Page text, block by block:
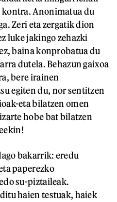
kontra. Anonimatua du
Zeri eta zergatik dion
luke jakingo zehazki
baina konprobatua du
dutela. Behazun gaixoa
bere irainen
egiten du, nor sentitzen
eta bilatzen omen
hobe bat bilatzen
bakarrik: eredu
paperezko
su-piztaileak.
haien testuak, haiek